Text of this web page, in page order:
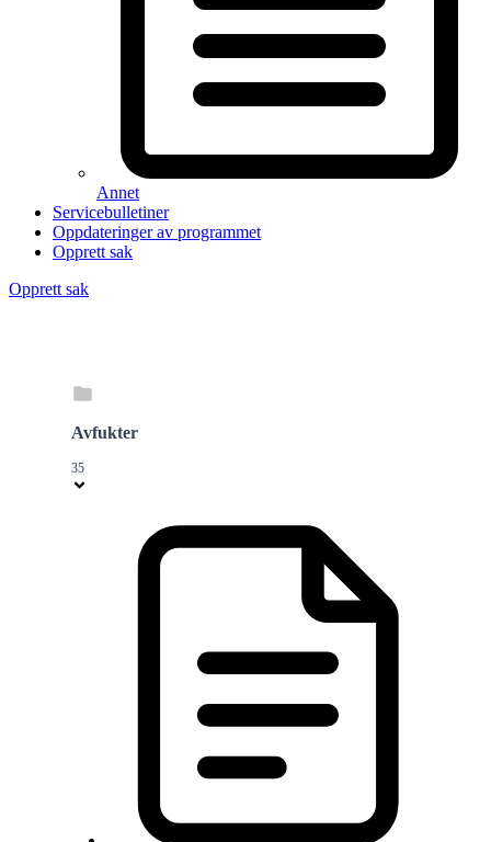
Annet
Servicebulletiner
Oppdateringer av programmet
Opprett sak
Opprett sak
Avfukter
35